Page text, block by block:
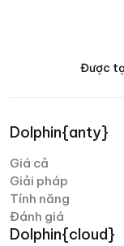
năng quan
ngũ hỗ trợ
Chúng tôi đã sử
ra mắt. Công cụ
xuất hiện trên thị
Không có trình
Được
Dolphin{anty}
Giá cả
Giải pháp
Tính năng
Đánh giá
Dolphin{cloud}